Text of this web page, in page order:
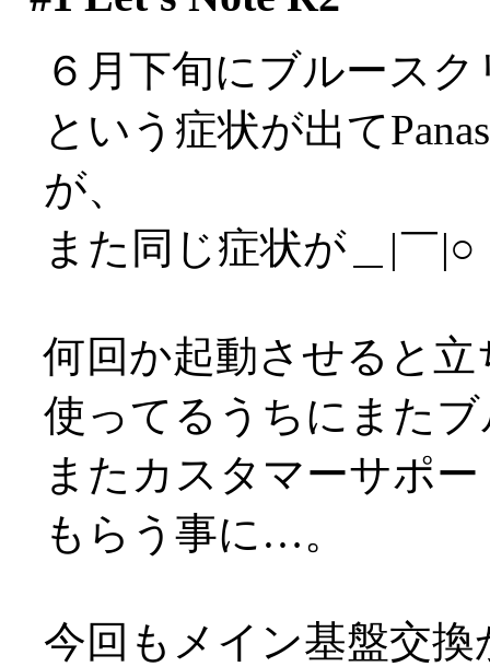
６月下旬にブルース
という症状が出て
が、
また同じ症状が＿|￣|○
何回か起動させると
使ってるうちにまた
またカスタマーサポ
もらう事に…。
今回もメイン基盤交